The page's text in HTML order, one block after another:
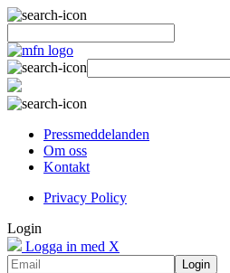
Pressmeddelanden
Om oss
Kontakt
Privacy Policy
Login
Logga in med X
Login